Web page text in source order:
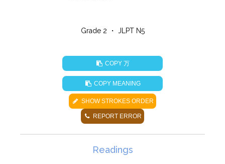
Grade 2 ・ JLPT N5
COPY万
COPY MEANING
SHOW STROKES ORDER
REPORT ERROR
Readings